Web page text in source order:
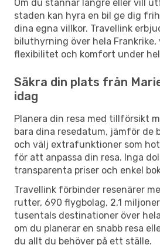
Om du stannar längre eller vill
staden kan hyra en bil ge dig
dina egna villkor. Travellink
biluthyrning över hela Frankrike,
flexibilitet och komfort under
Säkra din plats från
idag
Planera din resa med tillförsikt
bara dina resedatum, jämför de
och välj extrafunktioner som
för att anpassa din resa. Inga
transparenta priser och enkel
Travellink förbinder resenärer
rutter, 690 flygbolag, 2,1
tusentals destinationer över
om du planerar en snabb resa
du allt du behöver på ett ställe.